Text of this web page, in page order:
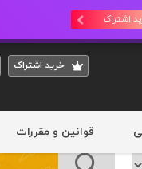
اشتراک
خريد اشتراک
قوانین و مقررات